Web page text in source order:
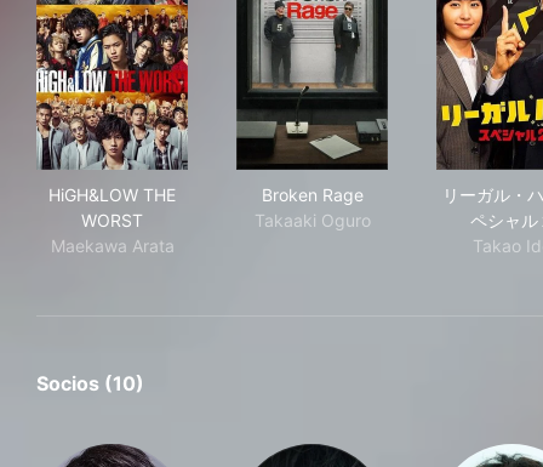
HiGH&LOW THE
WORST
Maekawa Arata
Broken Rage
Takaaki Oguro
リーガル・
ペシャル
Takao
Socios (10)